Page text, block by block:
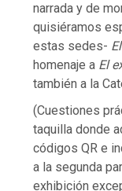
narrada y de
quisiéramos
estas sedes-
homenaje a El
también a la
(Cuestiones
taquilla donde
códigos QR e
a la segunda
exhibición